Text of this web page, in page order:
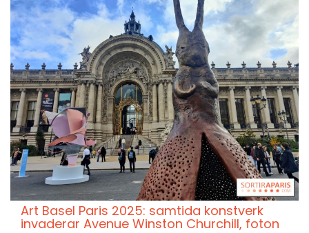
Art Basel Paris 2025: samtida konstverk
invaderar Avenue Winston Churchill, foton